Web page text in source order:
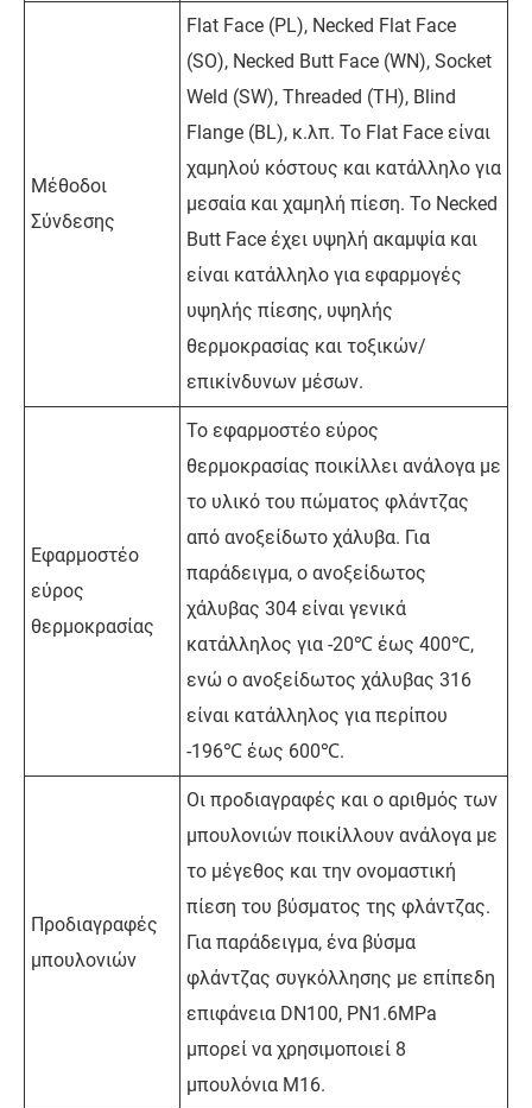
Μέθοδοι
Σύνδεσης
Flat Face (PL), Necked Flat Face
(SO), Necked Butt Face (WN), Socket
Weld (SW), Threaded (TH), Blind
Flange (BL), κ.λπ. Το Flat Face είναι
χαμηλού κόστους και κατάλληλο για
μεσαία και χαμηλή πίεση. Το Necked
Butt Face έχει υψηλή ακαμψία και
είναι κατάλληλο για εφαρμογές
υψηλής πίεσης, υψηλής
θερμοκρασίας και τοξικών/
επικίνδυνων μέσων.
Εφαρμοστέο
εύρος
θερμοκρασίας
Το εφαρμοστέο εύρος
θερμοκρασίας ποικίλλει ανάλογα με
το υλικό του πώματος φλάντζας
από ανοξείδωτο χάλυβα. Για
παράδειγμα, ο ανοξείδωτος
χάλυβας 304 είναι γενικά
κατάλληλος για -20℃ έως 400℃,
ενώ ο ανοξείδωτος χάλυβας 316
είναι κατάλληλος για περίπου
-196℃ έως 600℃.
Προδιαγραφές
μπουλονιών
Οι προδιαγραφές και ο αριθμός των
μπουλονιών ποικίλλουν ανάλογα με
το μέγεθος και την ονομαστική
πίεση του βύσματος της φλάντζας.
Για παράδειγμα, ένα βύσμα
φλάντζας συγκόλλησης με επίπεδη
επιφάνεια DN100, PN1.6MPa
μπορεί να χρησιμοποιεί 8
μπουλόνια M16.